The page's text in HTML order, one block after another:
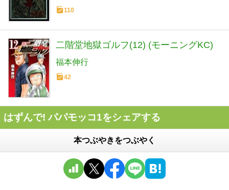
110
二階堂地獄ゴルフ(12) (モーニングKC)
福本伸行
42
はずんで! パパモッコ1をシェアする
本つぶやきをつぶやく